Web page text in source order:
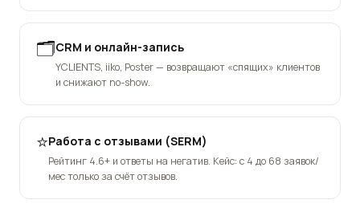
🗂️CRM и онлайн-запись
YCLIENTS, iiko, Poster — возвращают «спящих» клиентов
и снижают no-show.
⭐Работа с отзывами (SERM)
Рейтинг 4.6+ и ответы на негатив. Кейс: с 4 до 68 заявок/
мес только за счёт отзывов.